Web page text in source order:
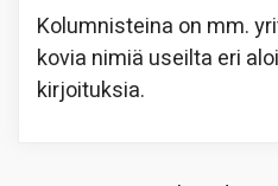
Kolumnisteina on mm.
kovia nimiä useilta eri
kirjoituksia.